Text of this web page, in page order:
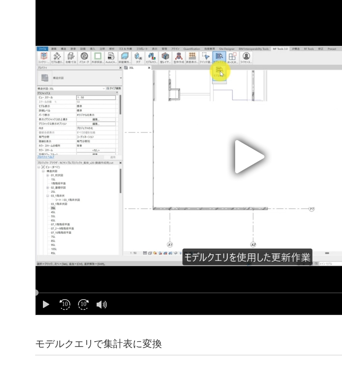
モデルクエリで集計表に変換